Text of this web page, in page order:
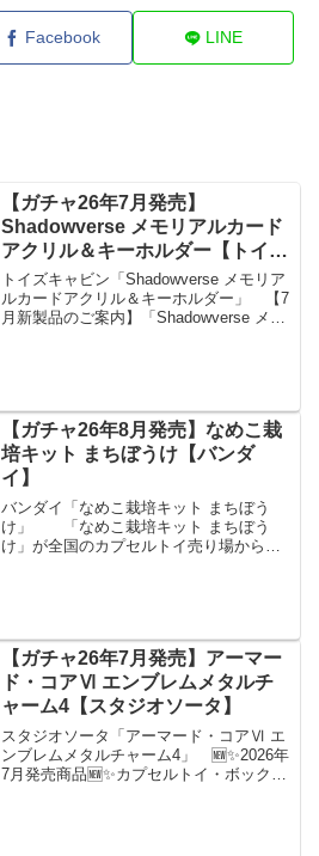
Facebook LINE
【ガチャ26年7月発売】
Shadowverse メモリアルカード
アクリル＆キーホルダー【トイズ
キャビン】
トイズキャビン「Shadowverse メモリア
ルカードアクリル＆キーホルダー」 【7
月新製品のご案内】「Shadowverse メモ
【ガチャ26年8月発売】なめこ栽
培キット まちぼうけ【バンダ
イ】
バンダイ「なめこ栽培キット まちぼう
け」 「なめこ栽培キット まちぼう
け」が全国のカプセルトイ売り場から発
【ガチャ26年7月発売】アーマー
ド・コアⅥ エンブレムメタルチ
ャーム4【スタジオソータ】
スタジオソータ「アーマード・コアⅥ エ
ンブレムメタルチャーム4」 🆕✨2026年
7月発売商品🆕✨カプセルトイ・ボックス